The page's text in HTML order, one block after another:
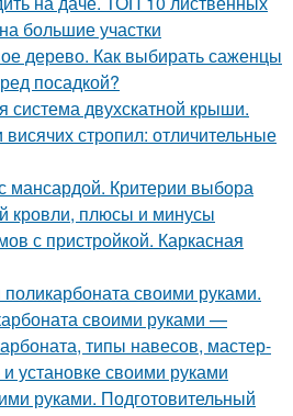
большие участки
дерево. Как выбирать саженцы
посадкой?
система двухскатной крыши.
стропил: отличительные
мансардой. Критерии выбора
кровли, плюсы и минусы
с пристройкой. Каркасная
своими руками.
своими руками —
типы навесов, мастер-
установке своими руками
руками. Подготовительный